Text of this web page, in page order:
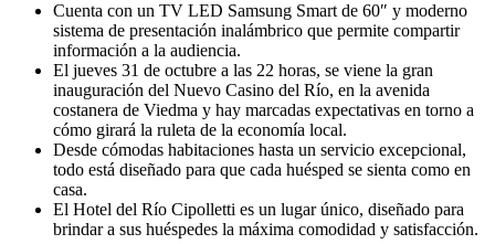
Cuenta con un TV LED Samsung Smart de 60″ y moderno
sistema de presentación inalámbrico que permite compartir
información a la audiencia.
El jueves 31 de octubre a las 22 horas, se viene la gran
inauguración del Nuevo Casino del Río, en la avenida
costanera de Viedma y hay marcadas expectativas en torno a
cómo girará la ruleta de la economía local.
Desde cómodas habitaciones hasta un servicio excepcional,
todo está diseñado para que cada huésped se sienta como en
casa.
El Hotel del Río Cipolletti es un lugar único, diseñado para
brindar a sus huéspedes la máxima comodidad y satisfacción.